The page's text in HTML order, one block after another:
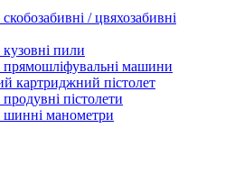
/ цвяхозабивні
пили
машини
картриджний пістолет
пістолети
шинні манометри